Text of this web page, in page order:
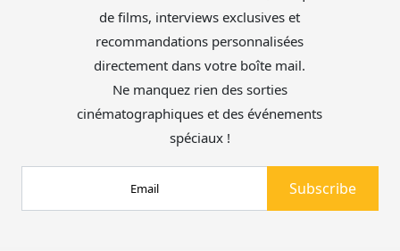
de films, interviews exclusives et
recommandations personnalisées
directement dans votre boîte mail.
Ne manquez rien des sorties
cinématographiques et des événements
spéciaux !